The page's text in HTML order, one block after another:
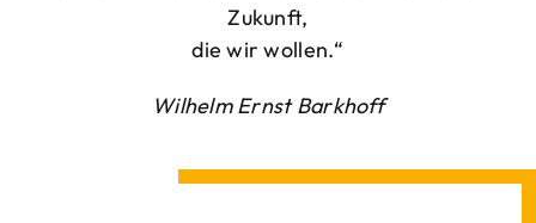
Zukunft,
die wir wollen.“
Wilhelm Ernst Barkhoff